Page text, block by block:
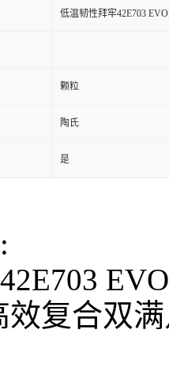
低温韧性拜牢42E703
颗粒
陶氏
是
效复合双